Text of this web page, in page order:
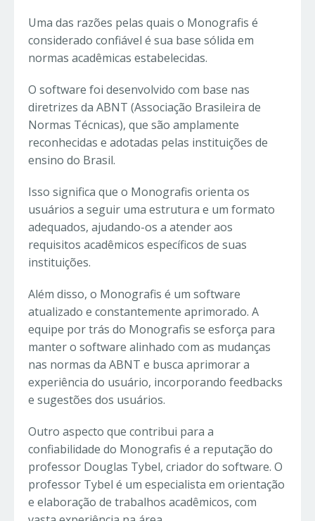
Uma das razões pelas quais o Monografis é
considerado confiável é sua base sólida em
normas acadêmicas estabelecidas.
O software foi desenvolvido com base nas
diretrizes da ABNT (Associação Brasileira de
Normas Técnicas), que são amplamente
reconhecidas e adotadas pelas instituições de
ensino do Brasil.
Isso significa que o Monografis orienta os
usuários a seguir uma estrutura e um formato
adequados, ajudando-os a atender aos
requisitos acadêmicos específicos de suas
instituições.
Além disso, o Monografis é um software
atualizado e constantemente aprimorado. A
equipe por trás do Monografis se esforça para
manter o software alinhado com as mudanças
nas normas da ABNT e busca aprimorar a
experiência do usuário, incorporando feedbacks
e sugestões dos usuários.
Outro aspecto que contribui para a
confiabilidade do Monografis é a reputação do
professor Douglas Tybel, criador do software. O
professor Tybel é um especialista em orientação
e elaboração de trabalhos acadêmicos, com